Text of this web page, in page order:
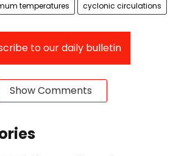
temperatures cyclonic circulations
to our daily bulletin
Show Comments